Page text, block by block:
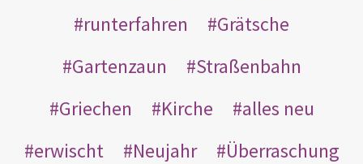
runterfahren
Grätsche
Gartenzaun
Straßenbahn
Griechen
Kirche
alles neu
erwischt
Neujahr
Überraschung